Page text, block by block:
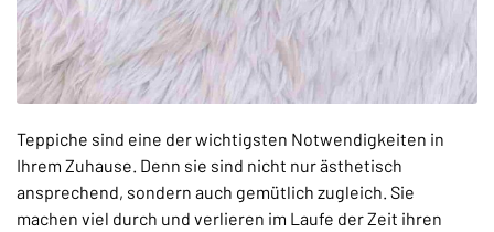
Teppiche sind eine der wichtigsten Notwendigkeiten in
Ihrem Zuhause. Denn sie sind nicht nur ästhetisch
ansprechend, sondern auch gemütlich zugleich. Sie
machen viel durch und verlieren im Laufe der Zeit ihren